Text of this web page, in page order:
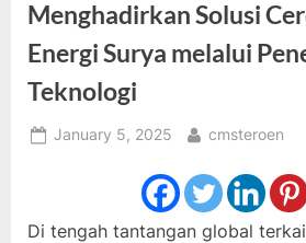
Menghadirkan Solusi
Energi Surya melalui
Teknologi
Posted
January 5, 2025 By
cmsteroen
Di tengah tantangan global